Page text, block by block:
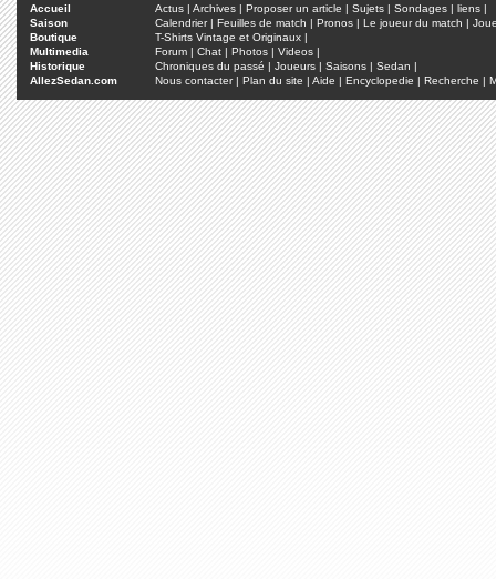
Accueil Actus | Archives | Proposer un article | Sujets | Sondages | liens |
Saison
Calendrier| Feuilles de match | Pronos | Le joueur du match |
Boutique
T-Shirts Vintage et Originaux |
Multimedia
Forum | Chat | Photos | Videos |
Historique
Chroniques du passé | Joueurs | Saisons | Sedan |
AllezSedan.com
Nous contacter| Plan du site | Aide | Encyclopedie | Recherche |